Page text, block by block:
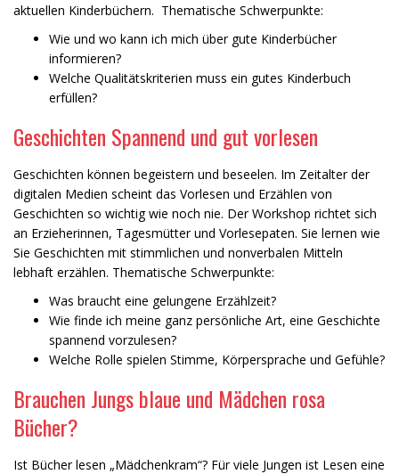
aktuellen Kinderbüchern. Thematische Schwerpunkte:
Wie und wo kann ich mich über gute Kinderbücher
informieren?
Welche Qualitätskriterien muss ein gutes Kinderbuch
erfüllen?
Geschichten Spannend und gut vorlesen
Geschichten können begeistern und beseelen. Im Zeitalter der
digitalen Medien scheint das Vorlesen und Erzählen von
Geschichten so wichtig wie noch nie. Der Workshop richtet sich
an Erzieherinnen, Tagesmütter und Vorlesepaten. Sie lernen wie
Sie Geschichten mit stimmlichen und nonverbalen Mitteln
lebhaft erzählen. Thematische Schwerpunkte:
Was braucht eine gelungene Erzählzeit?
Wie finde ich meine ganz persönliche Art, eine Geschichte
spannend vorzulesen?
Welche Rolle spielen Stimme, Körpersprache und Gefühle?
Brauchen Jungs blaue und Mädchen rosa
Bücher?
Ist Bücher lesen „Mädchenkram“? Für viele Jungen ist Lesen eine